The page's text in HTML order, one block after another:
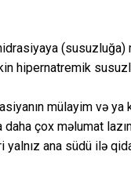
(susuzluğa)
hipernatremik
mülayim və ya
çox məlumat
ana südü ilə